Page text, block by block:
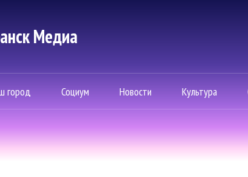
Mедиа
город Социум Новости Культура